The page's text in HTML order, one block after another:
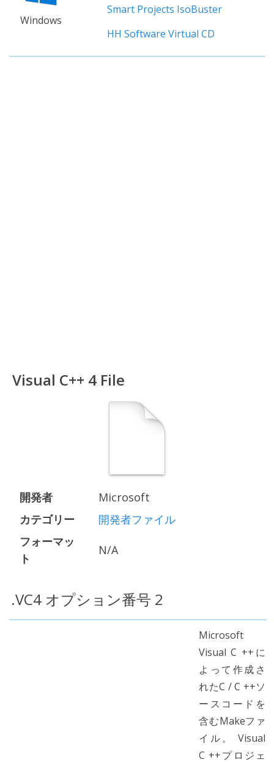
Windows
Smart Projects IsoBuster
HH Software Virtual CD
Visual C++ 4 File
開発者
Microsoft
カテゴリー
開発者ファイル
フォーマッ
ト
N/A
.VC4 オプション番号 2
Microsoft
Visual C ++に
よって作成さ
れたC / C ++ソ
ースコードを
含むMakeファ
イル。 Visual
C ++プロジェ